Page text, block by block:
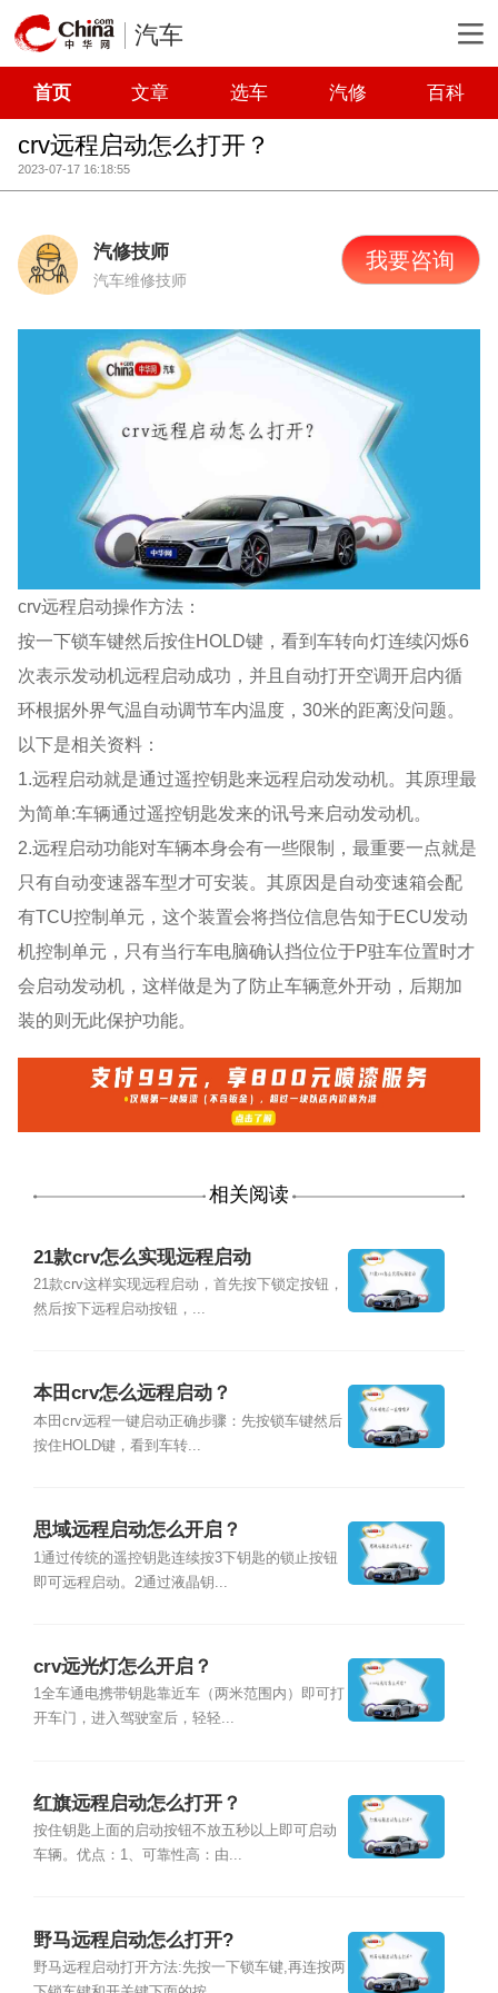
汽车
首页 文章 选车 汽修 百科
crv远程启动怎么打开？
2023-07-17 16:18:55
汽修技师
汽车维修技师
我要咨询
crv远程启动操作方法：
按一下锁车键然后按住HOLD键，看到车转向灯连续闪烁6
次表示发动机远程启动成功，并且自动打开空调开启内循
环根据外界气温自动调节车内温度，30米的距离没问题。
以下是相关资料：
1.远程启动就是通过遥控钥匙来远程启动发动机。其原理最
为简单:车辆通过遥控钥匙发来的讯号来启动发动机。
2.远程启动功能对车辆本身会有一些限制，最重要一点就是
只有自动变速器车型才可安装。其原因是自动变速箱会配
有TCU控制单元，这个装置会将挡位信息告知于ECU发动
机控制单元，只有当行车电脑确认挡位位于P驻车位置时才
会启动发动机，这样做是为了防止车辆意外开动，后期加
装的则无此保护功能。
相关阅读
21款crv怎么实现远程启动
21款crv这样实现远程启动，首先按下锁定按钮，
然后按下远程启动按钮，...
本田crv怎么远程启动？
本田crv远程一键启动正确步骤：先按锁车键然后
按住HOLD键，看到车转...
思域远程启动怎么开启？
1通过传统的遥控钥匙连续按3下钥匙的锁止按钮
即可远程启动。2通过液晶钥...
crv远光灯怎么开启？
1全车通电携带钥匙靠近车（两米范围内）即可打
开车门，进入驾驶室后，轻轻...
红旗远程启动怎么打开？
按住钥匙上面的启动按钮不放五秒以上即可启动
车辆。优点：1、可靠性高：由...
野马远程启动怎么打开?
野马远程启动打开方法:先按一下锁车键,再连按两